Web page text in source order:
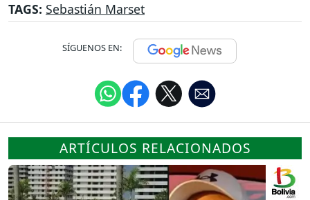
TAGS: Sebastián Marset
SÍGUENOS EN:
ARTÍCULOS RELACIONADOS